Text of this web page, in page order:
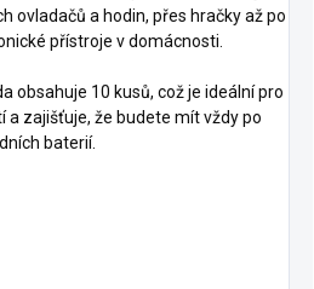
ovladačů a hodin, přes hračky až po
přístroje v domácnosti.
obsahuje 10 kusů, což je ideální pro
a zajišťuje, že budete mít vždy po
baterií.